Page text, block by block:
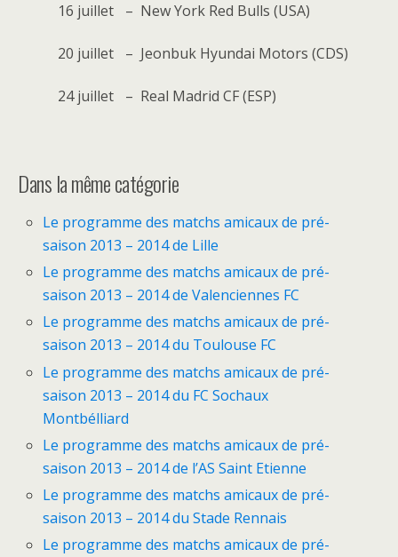
16 juillet – New York Red Bulls (USA)
20 juillet – Jeonbuk Hyundai Motors (CDS)
24 juillet – Real Madrid CF (ESP)
Dans la même catégorie
Le programme des matchs amicaux de pré-
saison 2013 – 2014 de Lille
Le programme des matchs amicaux de pré-
saison 2013 – 2014 de Valenciennes FC
Le programme des matchs amicaux de pré-
saison 2013 – 2014 du Toulouse FC
Le programme des matchs amicaux de pré-
saison 2013 – 2014 du FC Sochaux
Montbélliard
Le programme des matchs amicaux de pré-
saison 2013 – 2014 de l’AS Saint Etienne
Le programme des matchs amicaux de pré-
saison 2013 – 2014 du Stade Rennais
Le programme des matchs amicaux de pré-